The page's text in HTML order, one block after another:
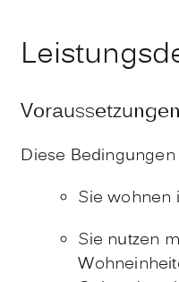
Voraussetzungen
Diese
Sie wohnen
Sie nutzen